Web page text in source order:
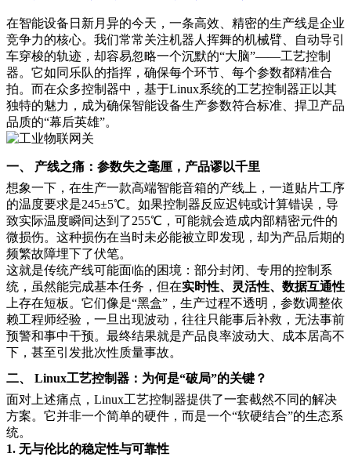
在智能设备日新月异的今天，一条高效、精密的生产线是企业
竞争力的核心。我们常常关注机器人挥舞的机械臂、自动导引
车穿梭的轨迹，却容易忽略一个沉默的“大脑”——工艺控制
器。它如同乐队的指挥，确保每个环节、每个参数都精准合
拍。而在众多控制器中，基于Linux系统的工艺控制器正以其
独特的魅力，成为确保智能设备生产参数符合标准、捍卫产品
品质的“幕后英雄”。
一、 产线之痛：参数失之毫厘，产品谬以千里
想象一下，在生产一款高端智能音箱的产线上，一道贴片工序
的温度要求是245±5℃。如果控制器反应迟钝或计算错误，导
致实际温度瞬间达到了255℃，可能就会造成内部精密元件的
微损伤。这种损伤在当时未必能被立即发现，却为产品后期的
频繁故障埋下了伏笔。
这就是传统产线可能面临的困境：部分封闭、专用的控制系
统，虽然能完成基本任务，但在实时性、灵活性、数据互通性
上存在短板。它们像是“黑盒”，生产过程不透明，参数调整依
赖工程师经验，一旦出现波动，往往只能事后补救，无法事前
预警和事中干预。最终结果就是产品良率波动大、成本居高不
下，甚至引发批次性质量事故。
二、 Linux工艺控制器：为何是“破局”的关键？
面对上述痛点，Linux工艺控制器提供了一套截然不同的解决
方案。它并非一个简单的硬件，而是一个“软硬结合”的生态系
统。
1. 无与伦比的稳定性与可靠性